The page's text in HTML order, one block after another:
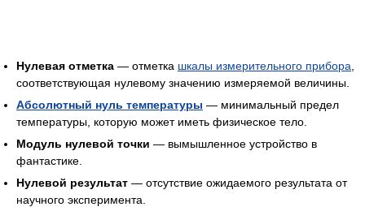
Нулевая отметка — отметка шкалы измерительного прибора
соответствующая нулевому значению измеряемой величины.
Абсолютный нуль температуры — минимальный предел
температуры, которую может иметь физическое тело.
Модуль нулевой точки — вымышленное устройство в
фантастике.
Нулевой результат — отсутствие ожидаемого результата от
научного эксперимента.